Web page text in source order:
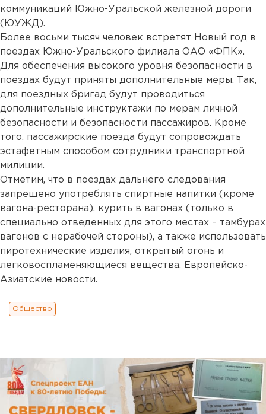
коммуникаций Южно-Уральской железной дороги
(ЮУЖД).
Более восьми тысяч человек встретят Новый год в
поездах Южно-Уральского филиала ОАО «ФПК».
Для обеспечения высокого уровня безопасности в
поездах будут приняты дополнительные меры. Так,
для поездных бригад будут проводиться
дополнительные инструктажи по мерам личной
безопасности и безопасности пассажиров. Кроме
того, пассажирские поезда будут сопровождать
эстафетным способом сотрудники транспортной
милиции.
Отметим, что в поездах дальнего следования
запрещено употреблять спиртные напитки (кроме
вагона-ресторана), курить в вагонах (только в
специально отведенных для этого местах – тамбурах
вагонов с нерабочей стороны), а также использовать
пиротехнические изделия, открытый огонь и
легковоспламеняющиеся вещества. Европейско-
Азиатские новости.
Общество